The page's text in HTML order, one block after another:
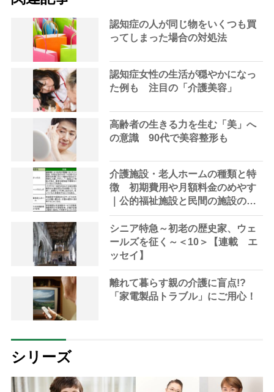
認知症の人が同じ物をいくつも買
ってしまった場合の対処法
認知症女性の生活が穏やかになっ
た例も 注目の「介護美容」
高齢者の生きる力を生む「美」へ
の意識 90代で美容整形も
介護施設・老人ホームの種類と特
徴 初期費用や月額料金のめやす
｜公的福祉施設と民間の施設の一
覧
シニア特急～初老の歴史家、ウェ
ールズを征く～＜10＞【連載 エ
ッセイ】
離れて暮らす親の介護に盲点!?
「家電製品トラブル」にご用心！
シリーズ